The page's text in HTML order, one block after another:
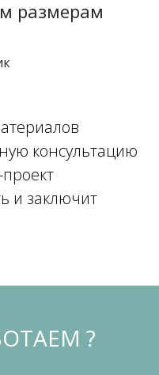
размерам
консультацию
и заключит
?